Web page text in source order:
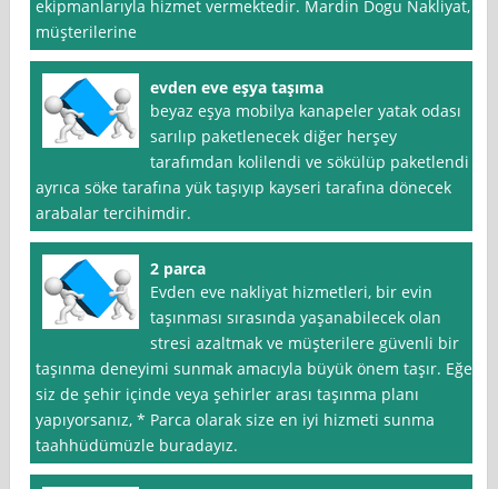
ekipmanlarıyla hizmet vermektedir. Mardin Dogu Nakliyat,
müşterilerine
evden eve eşya taşıma
beyaz eşya mobilya kanapeler yatak odası
sarılıp paketlenecek diğer herşey
tarafımdan kolilendi ve sökülüp paketlendi
ayrıca söke tarafına yük taşıyıp kayseri tarafına dönecek
arabalar tercihimdir.
2 parca
Evden eve nakliyat hizmetleri, bir evin
taşınması sırasında yaşanabilecek olan
stresi azaltmak ve müşterilere güvenli bir
taşınma deneyimi sunmak amacıyla büyük önem taşır. Eğer
siz de şehir içinde veya şehirler arası taşınma planı
yapıyorsanız, * Parca olarak size en iyi hizmeti sunma
taahhüdümüzle buradayız.